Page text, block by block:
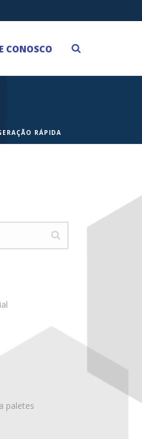
CONOSCO
RÁPIDA
paletes